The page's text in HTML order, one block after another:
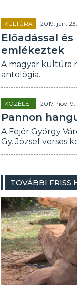
KULTÚRA | 2019. jan.
Előadással
emlékeztek
A magyar kultúra
antológia.
KÖZÉLET | 2017. nov.
Pannon
A Fejér György
Gy. József verses
TOVÁBBI FRISS